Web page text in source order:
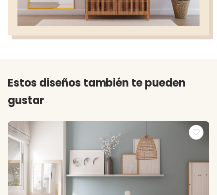
Estos diseños también te pueden
gustar